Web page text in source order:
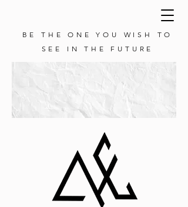
BE THE ONE YOU WISH TO
SEE IN THE FUTURE